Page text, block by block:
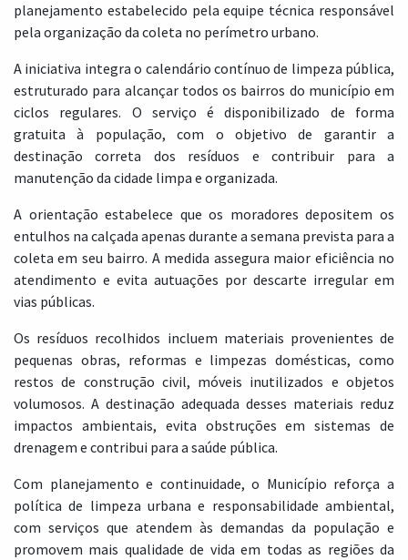
planejamento estabelecido pela equipe técnica responsável
pela organização da coleta no perímetro urbano.
A iniciativa integra o calendário contínuo de limpeza pública,
estruturado para alcançar todos os bairros do município em
ciclos regulares. O serviço é disponibilizado de forma
gratuita à população, com o objetivo de garantir a
destinação correta dos resíduos e contribuir para a
manutenção da cidade limpa e organizada.
A orientação estabelece que os moradores depositem os
entulhos na calçada apenas durante a semana prevista para a
coleta em seu bairro. A medida assegura maior eficiência no
atendimento e evita autuações por descarte irregular em
vias públicas.
Os resíduos recolhidos incluem materiais provenientes de
pequenas obras, reformas e limpezas domésticas, como
restos de construção civil, móveis inutilizados e objetos
volumosos. A destinação adequada desses materiais reduz
impactos ambientais, evita obstruções em sistemas de
drenagem e contribui para a saúde pública.
Com planejamento e continuidade, o Município reforça a
política de limpeza urbana e responsabilidade ambiental,
com serviços que atendem às demandas da população e
promovem mais qualidade de vida em todas as regiões da